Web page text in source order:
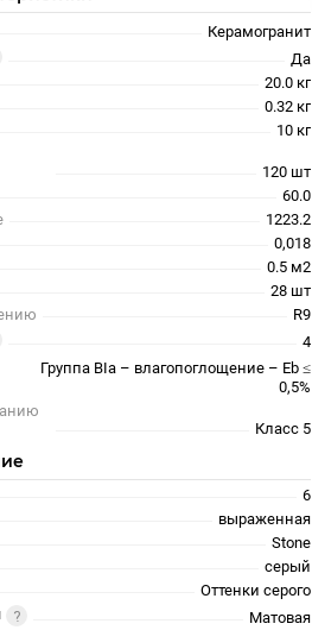
Керамогранит
Да
20.0 кг
0.32 кг
10 кг
120 шт
60.0
1223.2
0,018
0.5 м2
28 шт
R9
4
Группа BIa – влагопоглощение – Eb ≤
0,5%
Класс 5
6
выраженная
Stone
серый
Оттенки серого
Матовая